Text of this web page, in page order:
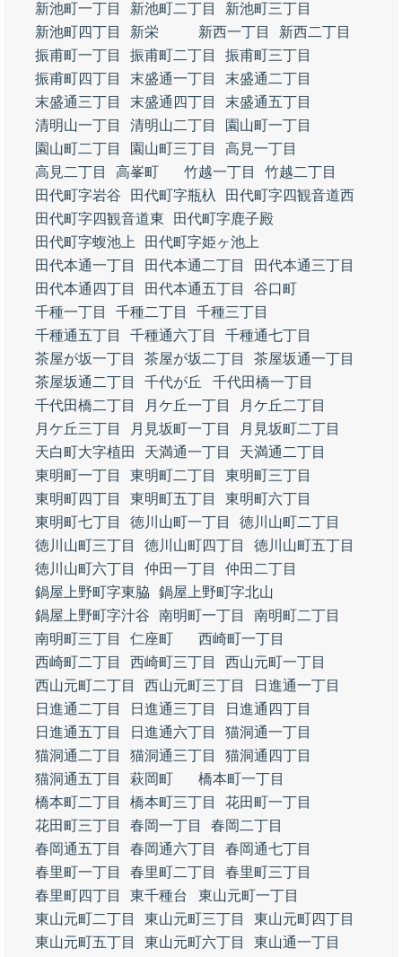
新池町一丁目
新池町二丁目
新池町三丁目
新池町四丁目
新栄 新西一丁目
新西二丁目
振甫町一丁目
振甫町二丁目
振甫町三丁目
振甫町四丁目
末盛通一丁目
末盛通二丁目
末盛通三丁目
末盛通四丁目
末盛通五丁目
清明山一丁目
清明山二丁目
園山町一丁目
園山町二丁目
園山町三丁目
高見一丁目
高見二丁目
高峯町 竹越一丁目
竹越二丁目
田代町字岩谷
田代町字瓶杁
田代町字四観音道西
田代町字四観音道東
田代町字鹿子殿
田代町字蝮池上
田代町字姫ヶ池上
田代本通一丁目
田代本通二丁目
田代本通三丁目
田代本通四丁目
田代本通五丁目
谷口町
千種一丁目
千種二丁目
千種三丁目
千種通五丁目
千種通六丁目
千種通七丁目
茶屋が坂一丁目
茶屋が坂二丁目
茶屋坂通一丁目
茶屋坂通二丁目
千代が丘
千代田橋一丁目
千代田橋二丁目
月ケ丘一丁目
月ケ丘二丁目
月ケ丘三丁目
月見坂町一丁目
月見坂町二丁目
天白町大字植田
天満通一丁目
天満通二丁目
東明町一丁目
東明町二丁目
東明町三丁目
東明町四丁目
東明町五丁目
東明町六丁目
東明町七丁目
徳川山町一丁目
徳川山町二丁目
徳川山町三丁目
徳川山町四丁目
徳川山町五丁目
徳川山町六丁目
仲田一丁目
仲田二丁目
鍋屋上野町字東脇
鍋屋上野町字北山
鍋屋上野町字汁谷
南明町一丁目
南明町二丁目
南明町三丁目
仁座町
西崎町一丁目
西崎町二丁目
西崎町三丁目
西山元町一丁目
西山元町二丁目
西山元町三丁目
日進通一丁目
日進通二丁目
日進通三丁目
日進通四丁目
日進通五丁目
日進通六丁目
猫洞通一丁目
猫洞通二丁目
猫洞通三丁目
猫洞通四丁目
猫洞通五丁目
萩岡町
橋本町一丁目
橋本町二丁目
橋本町三丁目
花田町一丁目
花田町三丁目
春岡一丁目
春岡二丁目
春岡通五丁目
春岡通六丁目
春岡通七丁目
春里町一丁目
春里町二丁目
春里町三丁目
春里町四丁目
東千種台
東山元町一丁目
東山元町二丁目
東山元町三丁目
東山元町四丁目
東山元町五丁目
東山元町六丁目
東山通一丁目